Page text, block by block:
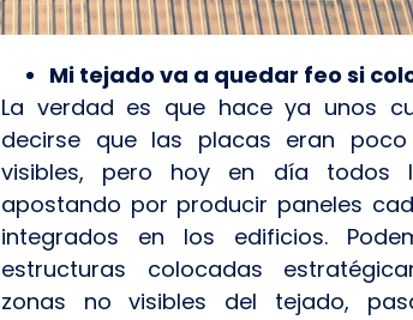
Mi tejado va a quedar feo si
La verdad es que hace ya unos
decirse que las placas eran
visibles, pero hoy en día todos
apostando por producir paneles
integrados en los edificios.
estructuras colocadas
zonas no visibles del tejado,